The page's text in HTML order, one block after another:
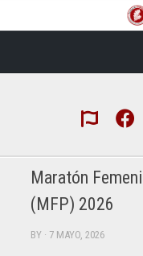
Maratón
(MFP) 2026
BY · 7 MAYO, 2026